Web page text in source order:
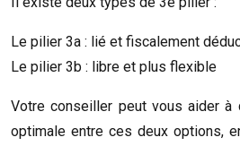
Le pilier 3a : lié et fiscalement
Le pilier 3b : libre et plus flexible
Votre conseiller peut vous aider à
optimale entre ces deux options,